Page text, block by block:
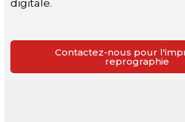
digitale.
Contactez-nous pour
reprographie